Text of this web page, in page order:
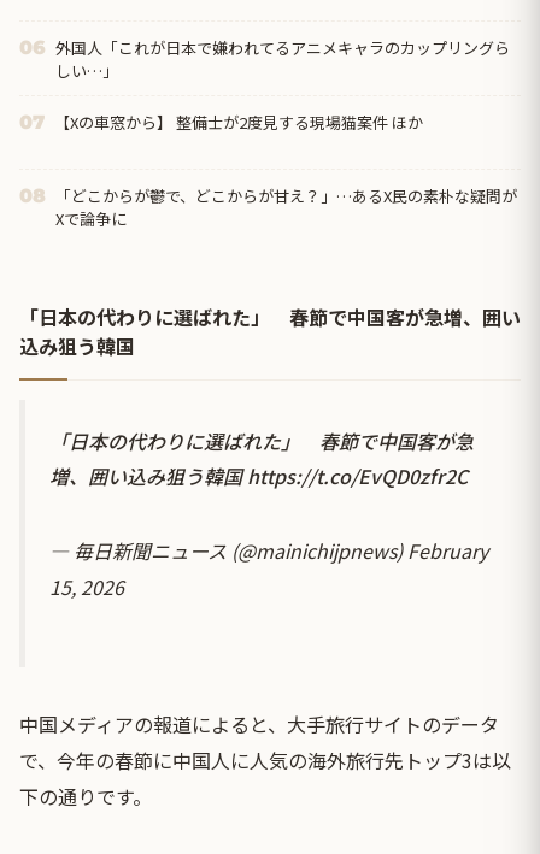
06 外国人「これが日本で嫌われてるアニメキャラのカップリングら
しい…」
07 【Xの車窓から】 整備士が2度見する現場猫案件 ほか
08
「どこからが鬱で、どこからが甘え？」…あるX民の素朴な疑問が
Xで論争に
「日本の代わりに選ばれた」 春節で中国客が急増、囲い
込み狙う韓国
「日本の代わりに選ばれた」 春節で中国客が急
増、囲い込み狙う韓国https://t.co/EvQD0zfr2C
— 毎日新聞ニュース (@mainichijpnews)February
15, 2026
中国メディアの報道によると、大手旅行サイトのデータ
で、今年の春節に中国人に人気の海外旅行先トップ3は以
下の通りです。